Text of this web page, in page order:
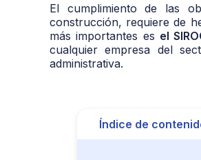
El cumplimiento de las
construcción, requiere de
más importantes es el
cualquier empresa del
administrativa.
Índice de